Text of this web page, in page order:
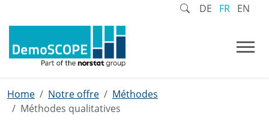
DE FR EN
Home Notre offre
Méthodes
Méthodes qualitatives